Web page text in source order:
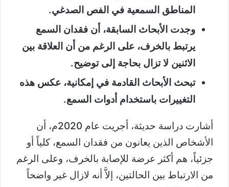
المناطق السمعية في الفص الصدغي.
وجدت الأبحاث السابقة، أن فقدان السمع
يرتبط بالخرف، على الرغم من أن العلاقة بين
الاثنين لا تزال بحاجة إلى توضيح.
تبحث الأبحاث القادمة في إمكانية، عكس هذه
التغييرات باستخدام أدوات السمع.
أشارت دراسة حديثة، أجريت عام 2020م، أن
الأشخاص الذين يعانون من فقدان السمع، كلياً أو
جزئياً، هم أكثر عرضة للإصابة بالخرف، وعلى الرغم
من الارتباط بين الحالتين، إلاَّ أنه لازال غير واضحاً